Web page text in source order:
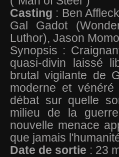
Casting : Ben
Gal Gadot
Luthor), Jason
Synopsis :
quasi-divin laissé
brutal vigilante de
moderne et
débat sur quelle
milieu de la
nouvelle menace
que jamais
Date de sortie : 23